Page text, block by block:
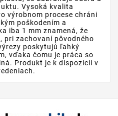
Vysoká kvalita
výrobnom procese chráni
poškodením a
iba 1 mm znamená, že
pri zachovaní pôvodného
poskytujú ľahký
vďaka čomu je práca so
Produkt je k dispozícii v